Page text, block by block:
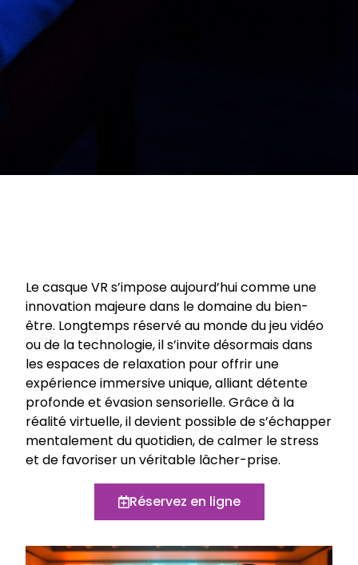
Le casque VR s’impose aujourd’hui comme une
innovation majeure dans le domaine du bien-
être. Longtemps réservé au monde du jeu vidéo
ou de la technologie, il s’invite désormais dans
les espaces de relaxation pour offrir une
expérience immersive unique, alliant détente
profonde et évasion sensorielle. Grâce à la
réalité virtuelle, il devient possible de s’échapper
mentalement du quotidien, de calmer le stress
et de favoriser un véritable lâcher-prise.
Réservez en ligne